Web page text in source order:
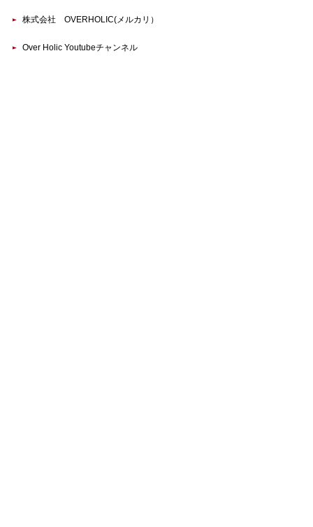
株式会社 OVERHOLIC(メルカリ）
Over Holic Youtubeチャンネル